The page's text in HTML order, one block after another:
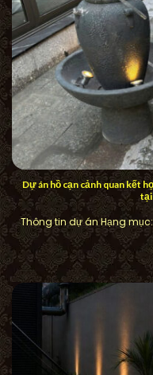
Dự án hồ cạn cảnh quan kết
tại
Thông tin dự án Hạng